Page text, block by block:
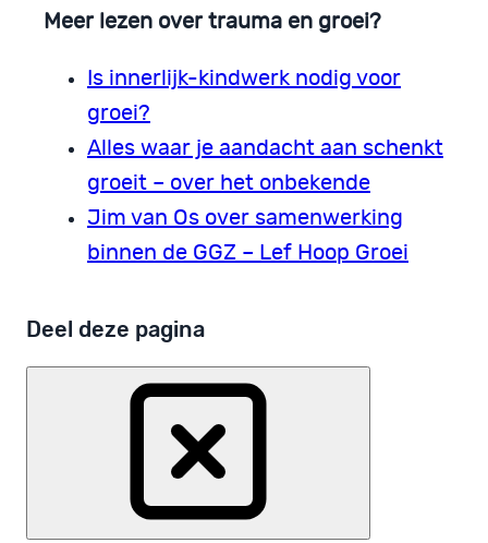
Meer lezen over trauma en groei?
Is innerlijk-kindwerk nodig voor
groei?
Alles waar je aandacht aan schenkt
groeit – over het onbekende
Jim van Os over samenwerking
binnen de GGZ – Lef Hoop Groei
Deel deze pagina